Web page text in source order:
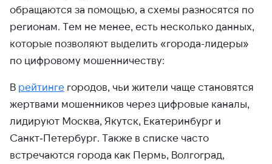
обращаются за помощью, а схемы разносятся по
регионам. Тем не менее, есть несколько данных,
которые позволяют выделить «города-лидеры»
по цифровому мошенничеству:
В рейтинге городов, чьи жители чаще становятся
жертвами мошенников через цифровые каналы,
лидируют Москва, Якутск, Екатеринбург и
Санкт‑Петербург. Также в списке часто
встречаются города как Пермь, Волгоград,